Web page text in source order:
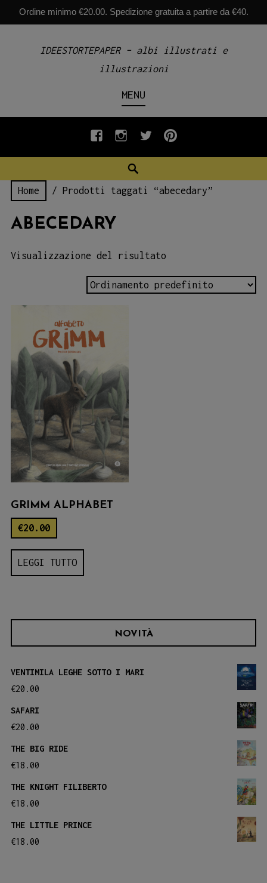
Ordine minimo €20.00. Spedizione gratuita a partire da €40.
IDEESTORTEPAPER – albi illustrati e
illustrazioni
MENU
fb INSTAGRAM
twiterpinterest
Home / Prodotti taggati “abecedary”
ABECEDARY
Visualizzazione del risultato
GRIMM ALPHABET
€20.00
LEGGI TUTTO
NOVITÀ
VENTIMILA LEGHE SOTTO I MARI
€20.00
SAFARI
€20.00
THE BIG RIDE
€18.00
THE KNIGHT FILIBERTO
€18.00
THE LITTLE PRINCE
€18.00